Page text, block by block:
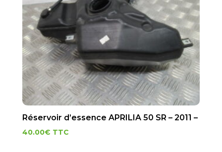
Réservoir d’essence APRILIA 50 SR – 2011 –
40.00€ TTC